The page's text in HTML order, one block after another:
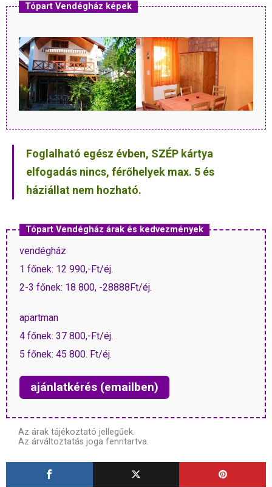
Tópart Vendégház képek
Foglalható egész évben, SZÉP kártya
elfogadás nincs, férőhelyek max. 5 és
háziállat nem hozható.
Tópart Vendégház árak és kedvezmények
vendégház
1 főnek: 12 990,-Ft/éj.
2-3 főnek: 18 800, -28888Ft/éj.
apartman
4 főnek: 37 800,-Ft/éj.
5 főnek: 45 800. Ft/éj.
ajánlatkérés (emailben)
Az árak tájékoztató jellegűek.
Az árváltoztatás joga fenntartva.